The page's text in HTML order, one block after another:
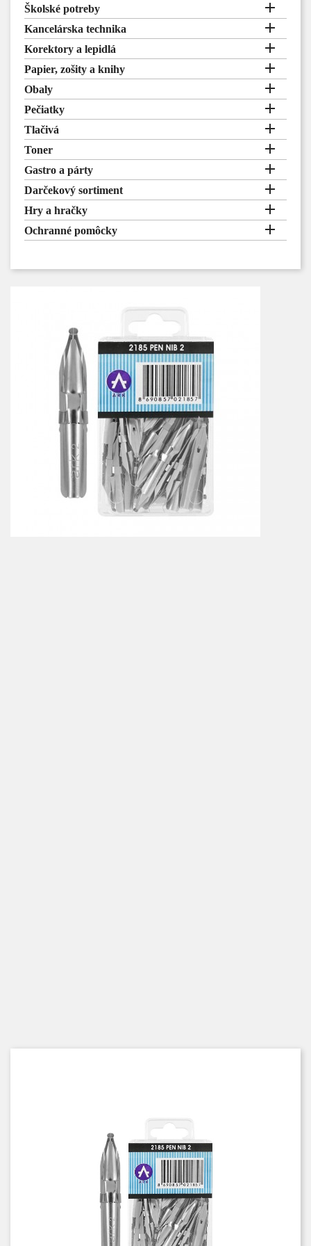
Školské potreby 
Kancelárska technika 
Korektory a lepidlá 
Papier, zošity a knihy 
Obaly 
Pečiatky 
Tlačivá 
Toner 
Gastro a párty 
Darčekový sortiment 
Hry a hračky 
Ochranné pomôcky 